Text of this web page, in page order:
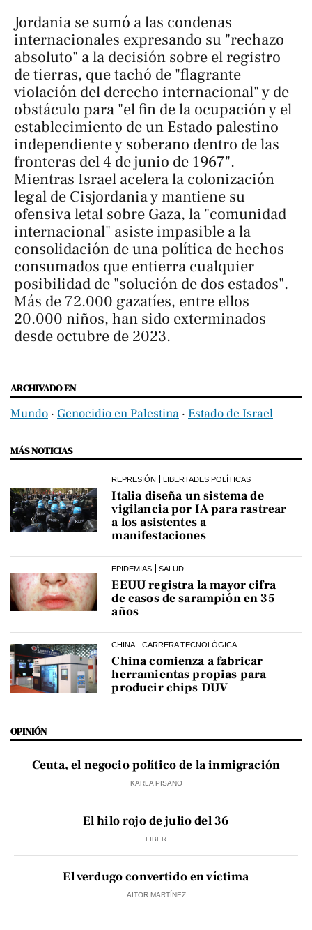
Jordania se sumó a las condenas
internacionales expresando su "rechazo
absoluto" a la decisión sobre el registro
de tierras, que tachó de "flagrante
violación del derecho internacional" y de
obstáculo para "el fin de la ocupación y el
establecimiento de un Estado palestino
independiente y soberano dentro de las
fronteras del 4 de junio de 1967".
Mientras Israel acelera la colonización
legal de Cisjordania y mantiene su
ofensiva letal sobre Gaza, la "comunidad
internacional" asiste impasible a la
consolidación de una política de hechos
consumados que entierra cualquier
posibilidad de "solución de dos estados".
Más de 72.000 gazatíes, entre ellos
20.000 niños, han sido exterminados
desde octubre de 2023.
ARCHIVADO EN
Mundo ‧ Genocidio en Palestina ‧ Estado de Israel
MÁS NOTICIAS
REPRESIÓN LIBERTADES POLÍTICAS
Italia diseña un sistema de
vigilancia por IA para rastrear
a los asistentes a
manifestaciones
EPIDEMIAS SALUD
EEUU registra la mayor cifra
de casos de sarampión en 35
años
CHINA CARRERA TECNOLÓGICA
China comienza a fabricar
herramientas propias para
producir chips DUV
OPINIÓN
Ceuta, el negocio político de la inmigración
KARLA PISANO
El hilo rojo de julio del 36
LIBER
El verdugo convertido en víctima
AITOR MARTÍNEZ